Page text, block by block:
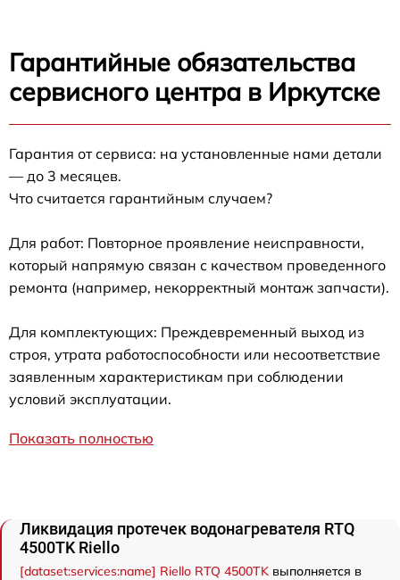
Гарантийные обязательства
сервисного центра в Иркутске
Гарантия от сервиса: на установленные нами детали
— до 3 месяцев.
Что считается гарантийным случаем?
Для работ: Повторное проявление неисправности,
который напрямую связан с качеством проведенного
ремонта (например, некорректный монтаж запчасти).
Для комплектующих: Преждевременный выход из
строя, утрата работоспособности или несоответствие
заявленным характеристикам при соблюдении
условий эксплуатации.
Показать полностью
Ликвидация протечек водонагревателя RTQ
4500TK Riello
[dataset:services:name] Riello RTQ 4500TK выполняется в